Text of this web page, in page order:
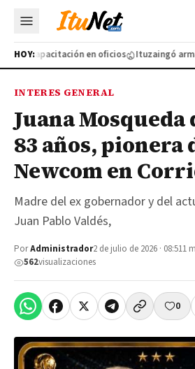
HOY:
capacitación en oficios Ituzaingó arma
INTERES GENERAL
Juana Mosqueda
83 años, pionera
Newcom en
Madre del ex gobernador y del
Juan Pablo Valdés,
PorAdministrador2 de julio de 2026 · 08:511
562visualizaciones
0